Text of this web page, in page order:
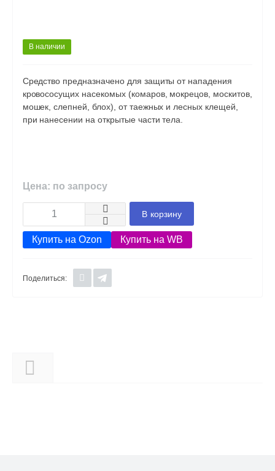
В наличии
Средство предназначено для защиты от нападения
кровососущих насекомых (комаров, мокрецов, москитов,
мошек, слепней, блох), от таежных и лесных клещей,
при нанесении на открытые части тела.
Цена: по запросу
В корзину
Купить на Ozon Купить на WB
Поделиться: